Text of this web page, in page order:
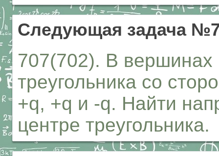
Следующая задача
707(702). В вершинах
треугольника со
+q, +q и -q. Найти
центре треугольника.